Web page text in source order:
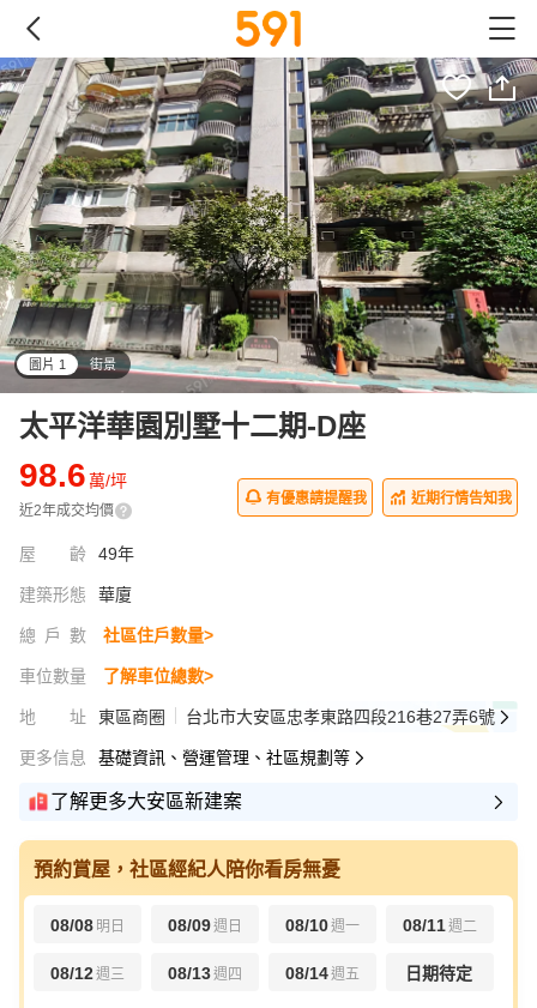
圖片 1 街景
太平洋華園別墅十二期-D座
98.6萬/坪
近2年成交均價
有優惠請提醒我 近期行情告知我
屋齡 49年
建築形態 華廈
總戶數 社區住戶數量>
車位數量 了解車位總數>
地址 東區商圈 台北市大安區忠孝東路四段216巷27弄6號
更多信息 基礎資訊、營運管理、社區規劃等
了解更多大安區新建案
預約賞屋，社區經紀人陪你看房無憂
08/08 明日 08/09週日 08/10週一 08/11週二
08/12週三 08/13週四 08/14週五 日期待定